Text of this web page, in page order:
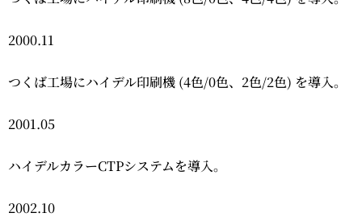
2000.11
つくば工場にハイデル印刷機 (4色/0色、2色/2色) を導入。
2001.05
ハイデルカラーCTPシステムを導入。
2002.10